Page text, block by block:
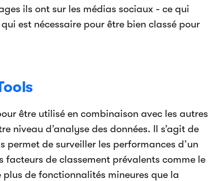
ils ont sur les médias sociaux - ce qui
est nécessaire pour être bien classé pour
être utilisé en combinaison avec les autres
niveau d’analyse des données. Il s’agit de
permet de surveiller les performances d’un
facteurs de classement prévalents comme le
de fonctionnalités mineures que la